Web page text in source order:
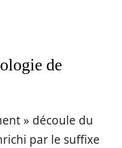
de
» découle du
par le suffixe